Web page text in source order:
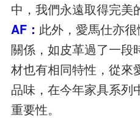
中，我們永遠取得完美
AF： 此外，愛馬仕亦
關係，如皮革過了一段
材也有相同特性，從來
品味，在今年家具系列
重要性。